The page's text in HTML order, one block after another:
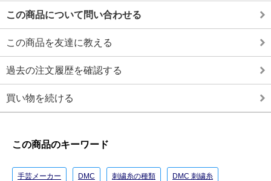
この商品について問い合わせる
この商品を友達に教える
過去の注文履歴を確認する
買い物を続ける
この商品のキーワード
手芸メーカー DMC 刺繍糸の種類 DMC 刺繍糸